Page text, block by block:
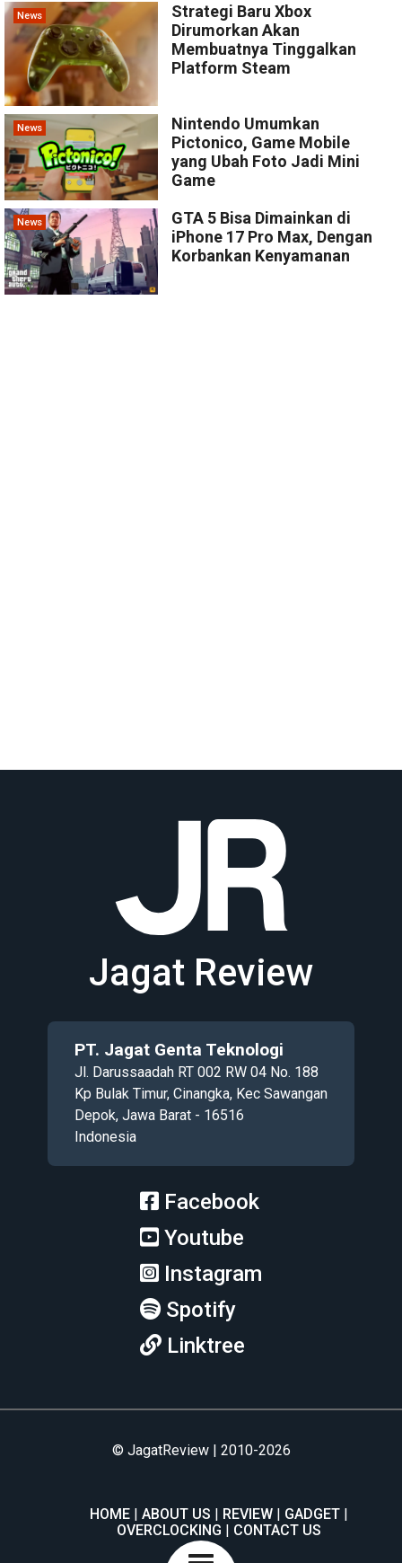
News
Strategi Baru Xbox
Dirumorkan Akan
Membuatnya Tinggalkan
Platform Steam
News
Nintendo Umumkan
Pictonico, Game Mobile
yang Ubah Foto Jadi Mini
Game
News
GTA 5 Bisa Dimainkan di
iPhone 17 Pro Max, Dengan
Korbankan Kenyamanan
Jagat Review
PT. Jagat Genta Teknologi
Jl. Darussaadah RT 002 RW 04 No. 188
Kp Bulak Timur, Cinangka, Kec Sawangan
Depok, Jawa Barat - 16516
Indonesia
Facebook
Youtube
Instagram
Spotify
Linktree
© JagatReview | 2010-2026
HOME ABOUT US REVIEW
GADGET
OVERCLOCKING
CONTACT US